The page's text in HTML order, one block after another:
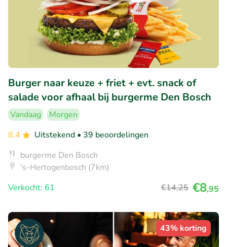
Burger naar keuze + friet + evt. snack of
salade voor afhaal bij burgerme Den Bosch
Vandaag
Morgen
8.4
Uitstekend • 39 beoordelingen
burgerme Den Bosch
's-Hertogenbosch (7km)
Verkocht: 61
€14,25 €8,95
43% korting